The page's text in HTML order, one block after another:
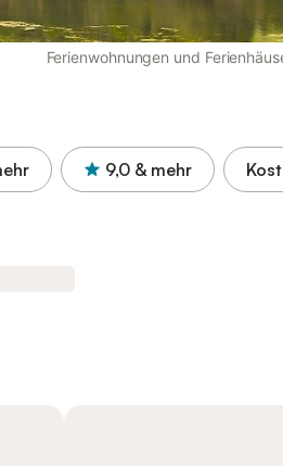
Ferienwohnungen und
9,0 & mehr